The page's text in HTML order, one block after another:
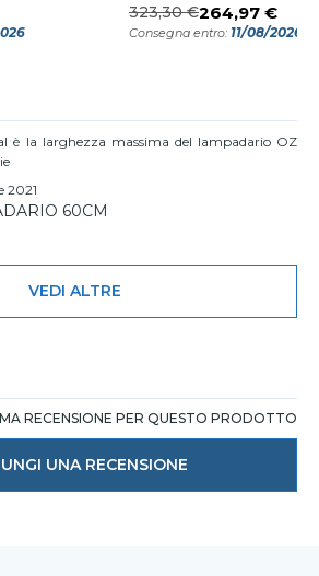
323,30 €264,97 €
Consegna entro: 11/08/2026
è la larghezza massima del lampadario OZ
2021
60CM
VEDI ALTRE
RECENSIONE PER QUESTO PRODOTTO
UNA RECENSIONE